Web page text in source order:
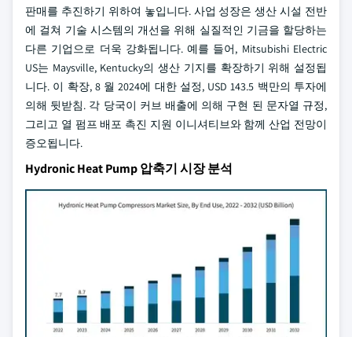
판매를 추진하기 위하여 놓입니다. 사업 성장은 생산 시설 전반
에 걸쳐 기술 시스템의 개선을 위해 실질적인 기금을 할당하는
다른 기업으로 더욱 강화됩니다. 예를 들어, Mitsubishi Electric
US는 Maysville, Kentucky의 생산 기지를 확장하기 위해 설정됩
니다. 이 확장, 8 월 2024에 대한 설정, USD 143.5 백만의 투자에
의해 뒷받침. 각 당국이 커브 배출에 의해 구현 된 문자열 규정,
그리고 열 펌프 배포 촉진 지원 이니셔티브와 함께 산업 전망이
증오됩니다.
Hydronic Heat Pump 압축기 시장 분석